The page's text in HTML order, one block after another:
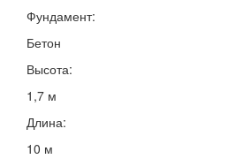
Фундамент:
Бетон
Высота:
1,7 м
Длина:
10 м